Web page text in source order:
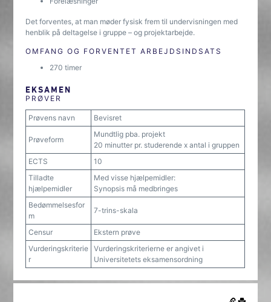
Det forventes, at man møder fysisk frem til undervisningen med
henblik på deltagelse i gruppe – og projektarbejde.
OMFANG OG FORVENTET ARBEJDSINDSATS
270 timer
EKSAMEN
PRØVER
Prøvens navn Bevisret
Prøveform
Mundtlig pba. projekt
20 minutter pr. studerende x antal i gruppen
ECTS
10
Tilladte
hjælpemidler
Med visse hjælpemidler:
Synopsis må medbringes
Bedømmelsesfor
m
7-trins-skala
Censur
Ekstern prøve
Vurderingskriterie
r
Vurderingskriterierne er angivet i
Universitetets eksamensordning